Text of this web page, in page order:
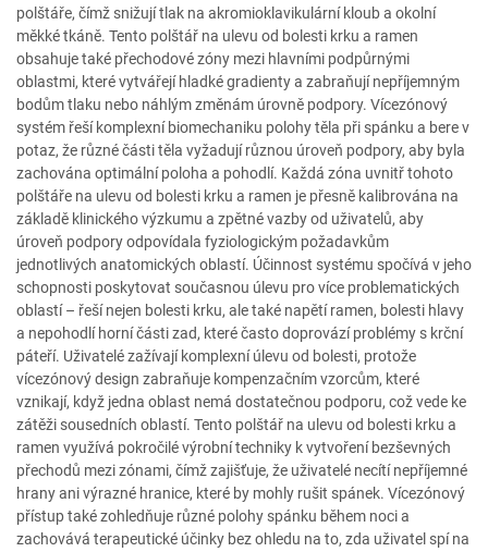
polštáře, čímž snižují tlak na akromioklavikulární kloub a okolní
měkké tkáně. Tento polštář na ulevu od bolesti krku a ramen
obsahuje také přechodové zóny mezi hlavními podpůrnými
oblastmi, které vytvářejí hladké gradienty a zabraňují nepříjemným
bodům tlaku nebo náhlým změnám úrovně podpory. Vícezónový
systém řeší komplexní biomechaniku polohy těla při spánku a bere v
potaz, že různé části těla vyžadují různou úroveň podpory, aby byla
zachována optimální poloha a pohodlí. Každá zóna uvnitř tohoto
polštáře na ulevu od bolesti krku a ramen je přesně kalibrována na
základě klinického výzkumu a zpětné vazby od uživatelů, aby
úroveň podpory odpovídala fyziologickým požadavkům
jednotlivých anatomických oblastí. Účinnost systému spočívá v jeho
schopnosti poskytovat současnou úlevu pro více problematických
oblastí – řeší nejen bolesti krku, ale také napětí ramen, bolesti hlavy
a nepohodlí horní části zad, které často doprovází problémy s krční
páteří. Uživatelé zažívají komplexní úlevu od bolesti, protože
vícezónový design zabraňuje kompenzačním vzorcům, které
vznikají, když jedna oblast nemá dostatečnou podporu, což vede ke
zátěži sousedních oblastí. Tento polštář na ulevu od bolesti krku a
ramen využívá pokročilé výrobní techniky k vytvoření bezševných
přechodů mezi zónami, čímž zajišťuje, že uživatelé necítí nepříjemné
hrany ani výrazné hranice, které by mohly rušit spánek. Vícezónový
přístup také zohledňuje různé polohy spánku během noci a
zachovává terapeutické účinky bez ohledu na to, zda uživatel spí na